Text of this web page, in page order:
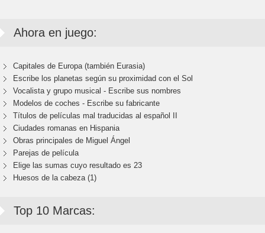
Ahora en juego:
Capitales de Europa (también Eurasia)
Escribe los planetas según su proximidad con el Sol
Vocalista y grupo musical - Escribe sus nombres
Modelos de coches - Escribe su fabricante
Títulos de películas mal traducidas al español II
Ciudades romanas en Hispania
Obras principales de Miguel Ángel
Parejas de película
Elige las sumas cuyo resultado es 23
Huesos de la cabeza (1)
Top 10 Marcas: